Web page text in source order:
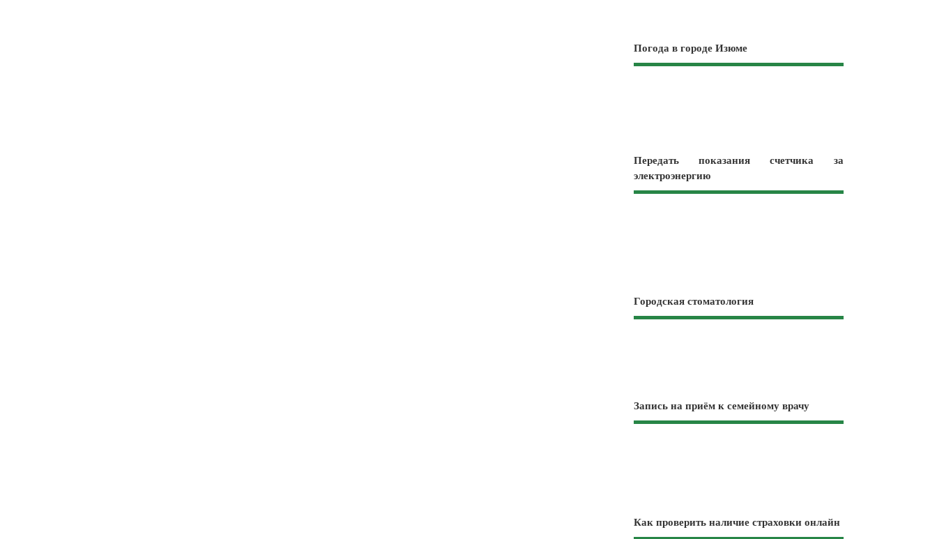
Погода в городе Изюме
Передать показания счетчика за
электроэнергию
Городская стоматология
Запись на приём к семейному врачу
Как проверить наличие страховки онлайн